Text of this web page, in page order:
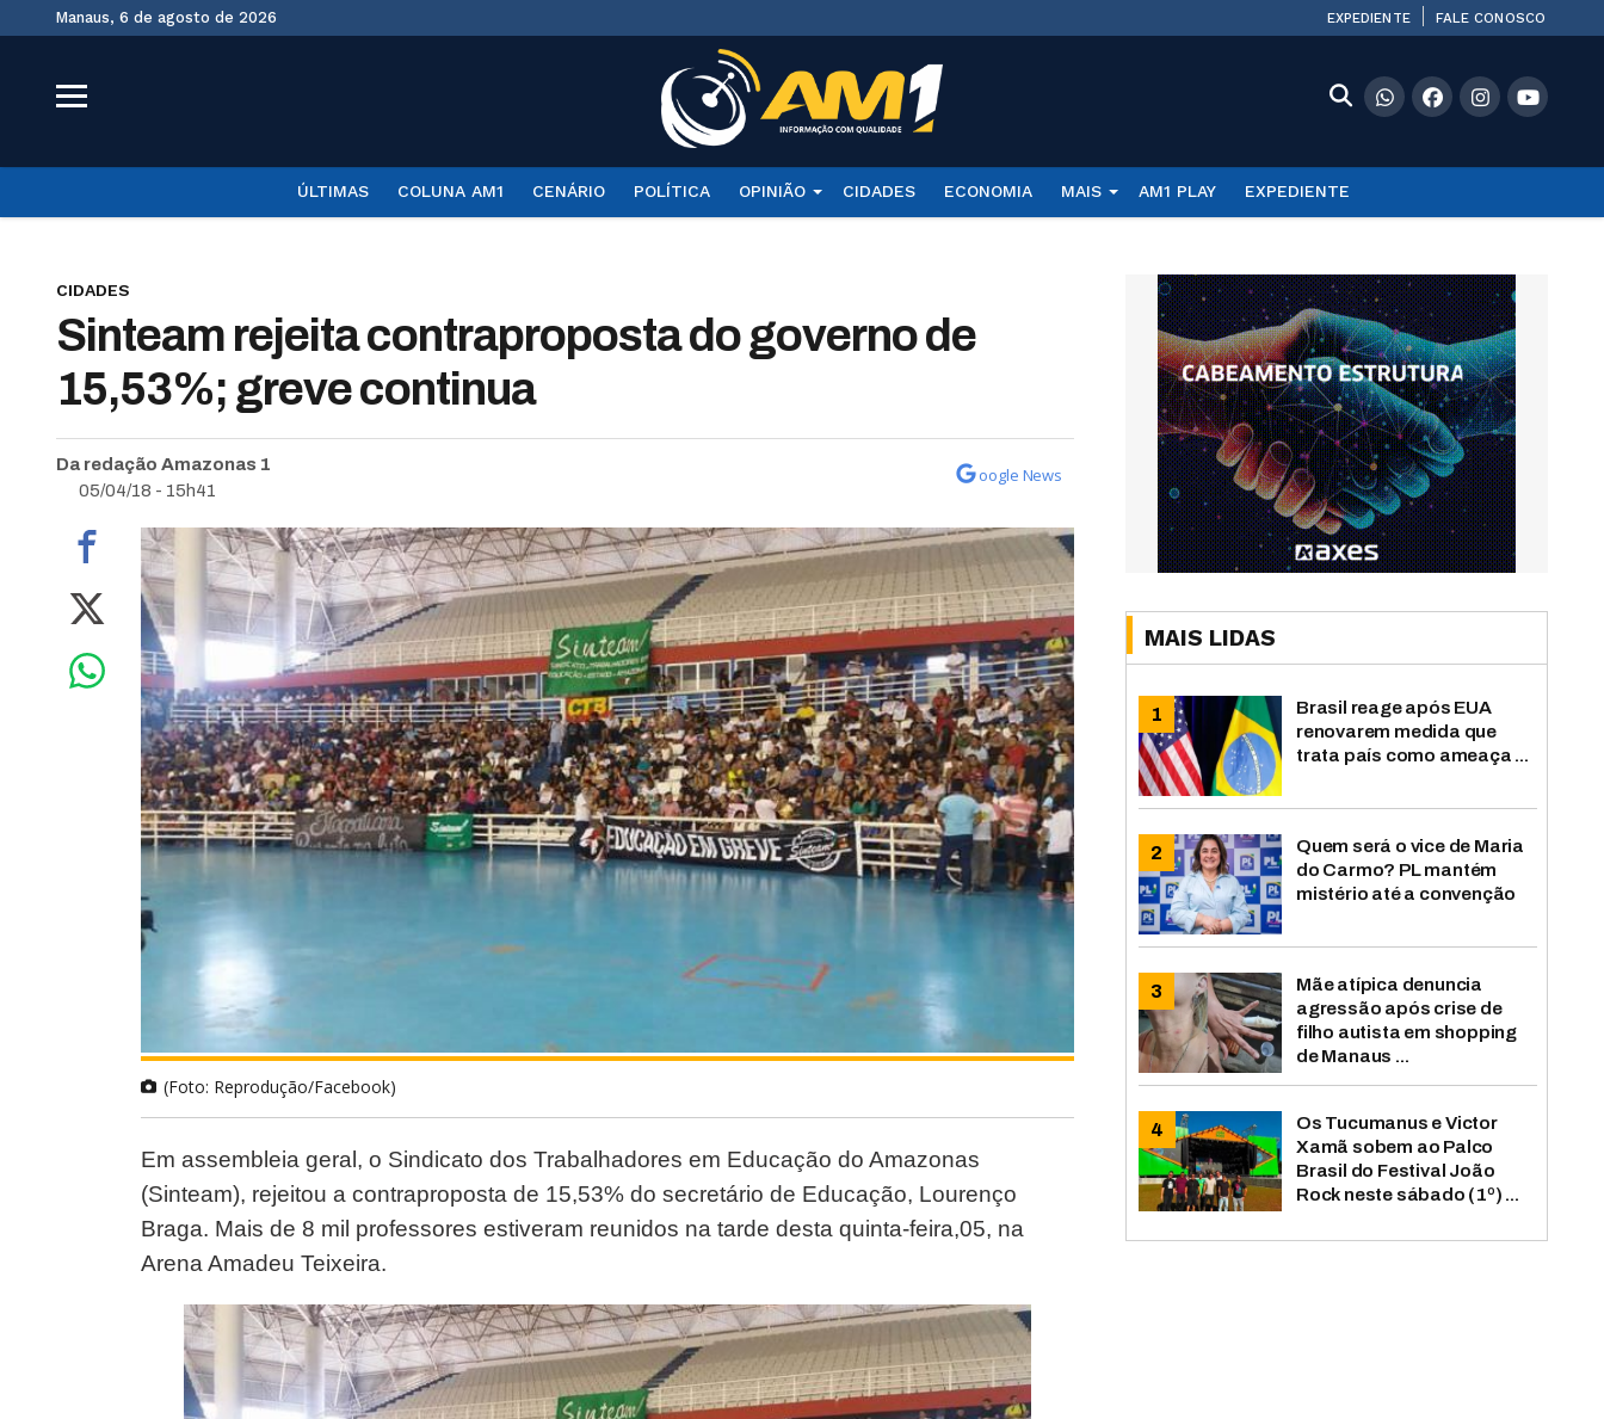
Manaus, 6 de agosto de 2026 EXPEDIENTE FALE CONOSCO
ÚLTIMAS COLUNA AM1 CENÁRIO POLÍTICA OPINIÃO CIDADES ECONOMIA MAIS AM1 PLAY EXPEDIENTE
CIDADES
Sinteam rejeita contraproposta do governo de
15,53%; greve continua
Da redação Amazonas 1
05/04/18 - 15h41
oogle News
(Foto: Reprodução/Facebook)
Em assembleia geral, o Sindicato dos Trabalhadores em Educação do Amazonas
(Sinteam), rejeitou a contraproposta de 15,53% do secretário de Educação, Lourenço
Braga. Mais de 8 mil professores estiveram reunidos na tarde desta quinta-feira,05, na
Arena Amadeu Teixeira.
MAIS LIDAS
Brasil reage após EUA
renovarem medida que
trata país como ameaça ...
Quem será o vice de Maria
do Carmo? PL mantém
mistério até a convenção
Mãe atípica denuncia
agressão após crise de
filho autista em shopping
de Manaus ...
Os Tucumanus e Victor
Xamã sobem ao Palco
Brasil do Festival João
Rock neste sábado (1º) ...